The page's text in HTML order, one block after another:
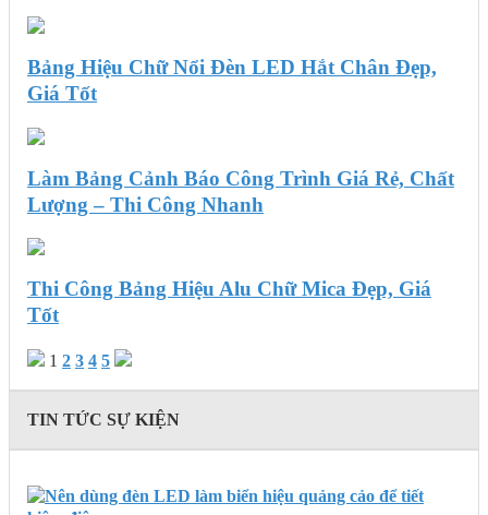
Bảng Hiệu Chữ Nổi Đèn LED Hắt Chân Đẹp,
Giá Tốt
Làm Bảng Cảnh Báo Công Trình Giá Rẻ, Chất
Lượng – Thi Công Nhanh
Thi Công Bảng Hiệu Alu Chữ Mica Đẹp, Giá
Tốt
1 2 3 4 5
TIN TỨC SỰ KIỆN